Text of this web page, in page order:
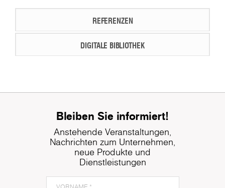
REFERENZEN
DIGITALE BIBLIOTHEK
Bleiben Sie informiert!
Anstehende Veranstaltungen,
Nachrichten zum Unternehmen,
neue Produkte und
Dienstleistungen